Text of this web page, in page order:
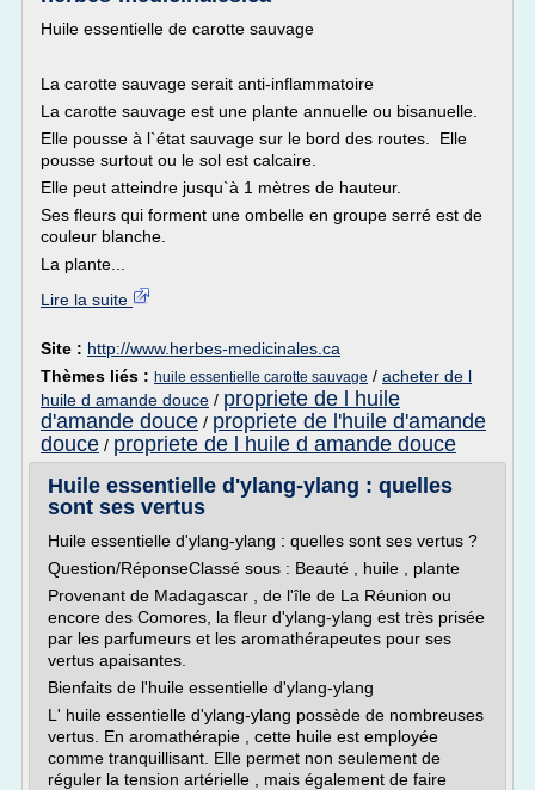
Huile essentielle de carotte sauvage
La carotte sauvage serait anti-inflammatoire
La carotte sauvage est une plante annuelle ou bisanuelle.
Elle pousse à l`état sauvage sur le bord des routes. Elle
pousse surtout ou le sol est calcaire.
Elle peut atteindre jusqu`à 1 mètres de hauteur.
Ses fleurs qui forment une ombelle en groupe serré est de
couleur blanche.
La plante...
Lire la suite
Site : http://www.herbes-medicinales.ca
Thèmes liés : huile essentielle carotte sauvage / acheter de l
huile d amande douce / propriete de l huile
d'amande douce / propriete de l'huile d'amande
douce / propriete de l huile d amande douce
Huile essentielle d'ylang-ylang : quelles
sont ses vertus
Huile essentielle d'ylang-ylang : quelles sont ses vertus ?
Question/RéponseClassé sous : Beauté , huile , plante
Provenant de Madagascar , de l'île de La Réunion ou
encore des Comores, la fleur d'ylang-ylang est très prisée
par les parfumeurs et les aromathérapeutes pour ses
vertus apaisantes.
Bienfaits de l'huile essentielle d'ylang-ylang
L' huile essentielle d'ylang-ylang possède de nombreuses
vertus. En aromathérapie , cette huile est employée
comme tranquillisant. Elle permet non seulement de
réguler la tension artérielle , mais également de faire